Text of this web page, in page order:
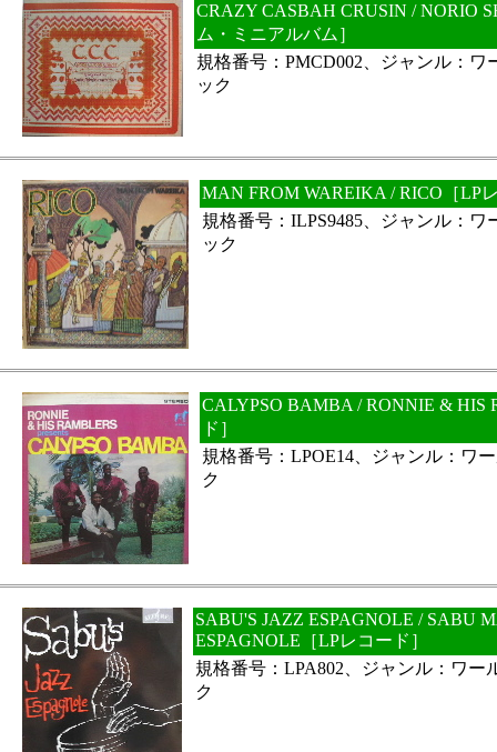
CRAZY CASBAH CRUSIN / NORIO
ム・ミニアルバム］
規格番号：PMCD002、ジャンル：ワ
ック
MAN FROM WAREIKA / RICO［LP
規格番号：ILPS9485、ジャンル：ワ
ック
CALYPSO BAMBA / RONNIE & HIS
ド］
規格番号：LPOE14、ジャンル：ワ
ク
SABU'S JAZZ ESPAGNOLE / SABU
ESPAGNOLE［LPレコード］
規格番号：LPA802、ジャンル：ワー
ク